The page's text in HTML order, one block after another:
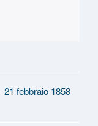
21 febbraio 1858